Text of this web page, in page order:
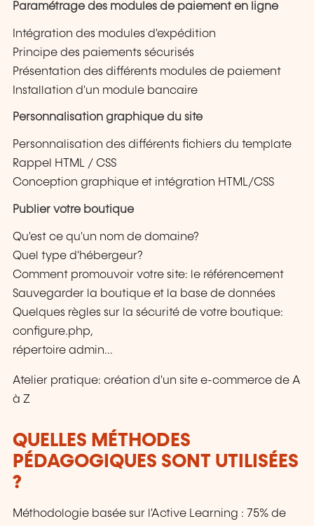
Paramétrage des modules de paiement en ligne
Intégration des modules d'expédition
Principe des paiements sécurisés
Présentation des différents modules de paiement
Installation d'un module bancaire
Personnalisation graphique du site
Personnalisation des différents fichiers du template
Rappel HTML / CSS
Conception graphique et intégration HTML/CSS
Publier votre boutique
Qu'est ce qu'un nom de domaine?
Quel type d'hébergeur?
Comment promouvoir votre site: le référencement
Sauvegarder la boutique et la base de données
Quelques règles sur la sécurité de votre boutique:
configure.php,
répertoire admin...
Atelier pratique: création d'un site e-commerce de A
à Z
QUELLES MÉTHODES
PÉDAGOGIQUES SONT UTILISÉES
?
Méthodologie basée sur l'Active Learning : 75% de